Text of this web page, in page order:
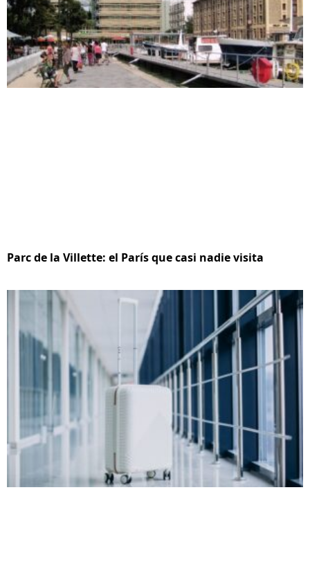
Parc de la Villette: el París que casi nadie visita